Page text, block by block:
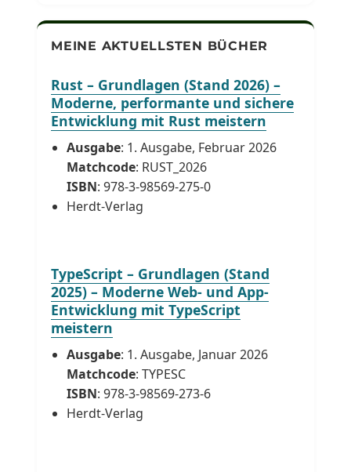
MEINE AKTUELLSTEN BÜCHER
Rust – Grundlagen (Stand 2026) –
Moderne, performante und sichere
Entwicklung mit Rust meistern
Ausgabe: 1. Ausgabe, Februar 2026
Matchcode: RUST_2026
ISBN: 978-3-98569-275-0
Herdt-Verlag
TypeScript – Grundlagen (Stand
2025) – Moderne Web- und App-
Entwicklung mit TypeScript
meistern
Ausgabe: 1. Ausgabe, Januar 2026
Matchcode: TYPESC
ISBN: 978-3-98569-273-6
Herdt-Verlag